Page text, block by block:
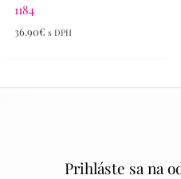
1184
36.90€ s DPH
Prihláste sa na